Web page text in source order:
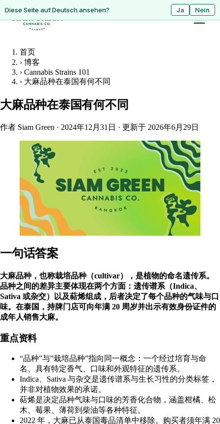
ดูหน้านี้เป็นภาษาไทย? ใช่ ไม่ใช่
Diese Seite auf Deutsch ansehen? Ja Nein
首页
› 博客
› Cannabis Strains 101
› 大麻品种在泰国有何不同
大麻品种在泰国有何不同
作者 Siam Green · 2024年12月31日 · 更新于 2026年6月29日
一句话答案
大麻品种，也称栽培品种（cultivar），是植物的命名遗传系。
品种之间的差异主要体现在两个方面：遗传谱系（Indica、
Sativa 或杂交）以及萜烯组成，后者决定了每个品种的气味与口
味。在泰国，持牌门店可向年满 20 周岁并出示有效身份证件的
成年人销售大麻。
重点资料
“品种”与”栽培品种”指向同一概念：一个经过培育与命
名、具有特定香气、口味和外观特征的遗传系。
Indica、Sativa 与杂交是遗传谱系与生长习性的分类标签，
并非对植物效果的承诺。
萜烯是决定品种气味与口味的芳香化合物，涵盖柑橘、松
木、莓果、薄荷到柴油等各种特征。
2022 年，大麻已从泰国毒品清单中移除。购买者须年满 20